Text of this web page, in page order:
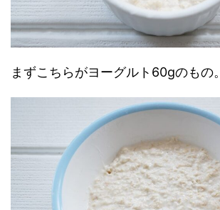
まずこちらがヨーグルト60gのもの。